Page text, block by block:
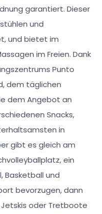
garantiert. Dieser
und
und bietet im
im Freien. Dank
Punto
dem täglichen
dem Angebot an
Snacks,
in
gibt es gleich am
ein
Basketball und
bevorzugen, dann
oder Tretboote